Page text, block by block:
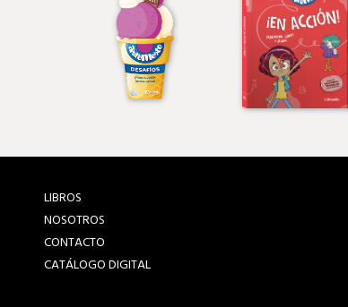
LIBROS
NOSOTROS
CONTACTO
CATÁLOGO DIGITAL